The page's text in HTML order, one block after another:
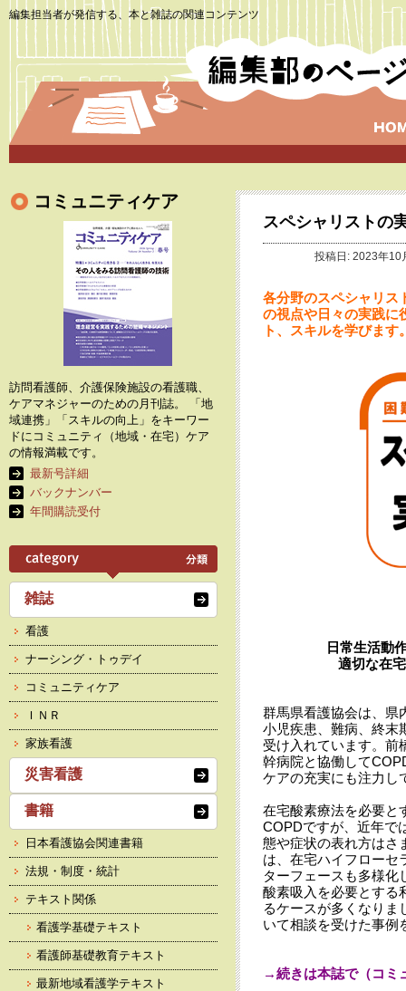
編集担当者が発信する、本と雑誌の関連コンテンツ
スペシャリストの
投稿日: 2023年10
各分野のスペシャリス
の視点や日々の実践に
ト、スキルを学びます
日常生活動
適切な在
群馬県看護協会は、県
小児疾患、難病、終末
受け入れています。前
幹病院と協働して
ケアの充実にも注力し
在宅酸素療法を必要と
COPDですが、近年で
態や症状の表れ方はさ
は、在宅ハイフローセ
ターフェースも多様化
酸素吸入を必要とする
るケースが多くなりま
いて相談を受けた事例
→続きは本誌で（コミ
コミュニティケア
訪問看護師、介護保険施設の看護職、
ケアマネジャーのための月刊誌。 「地
域連携」「スキルの向上」をキーワー
ドにコミュニティ（地域・在宅）ケア
の情報満載です。
最新号詳細
バックナンバー
年間購読受付
雑誌
看護
ナーシング・トゥデイ
コミュニティケア
ＩＮＲ
家族看護
災害看護
書籍
日本看護協会関連書籍
法規・制度・統計
テキスト関係
看護学基礎テキスト
看護師基礎教育テキスト
最新地域看護学テキスト